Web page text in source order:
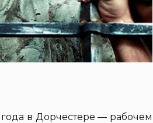
в Дорчестере — рабочем